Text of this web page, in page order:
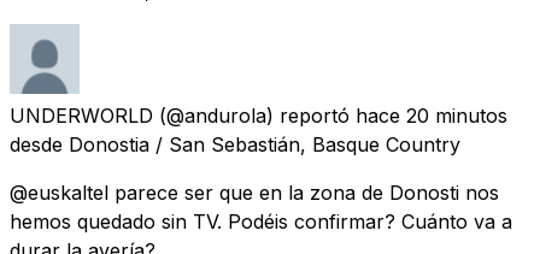
UNDERWORLD (@andurola) reportó hace 20 minutos
desde Donostia / San Sebastián, Basque Country
@euskaltel parece ser que en la zona de Donosti nos
hemos quedado sin TV. Podéis confirmar? Cuánto va a